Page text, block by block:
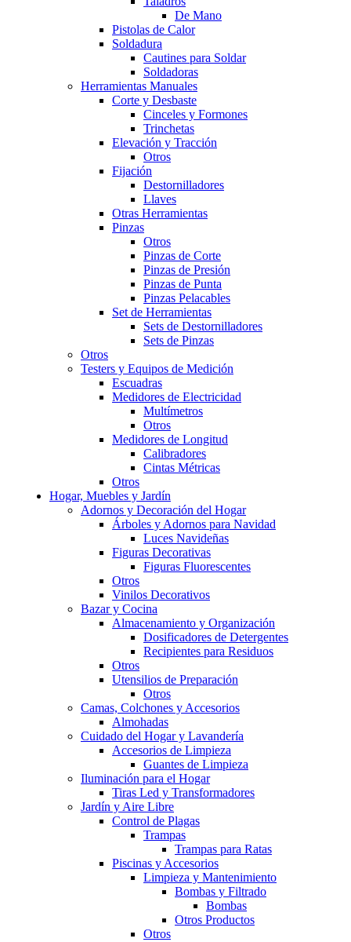
De Mano
Pistolas de Calor
Soldadura
Cautines para Soldar
Soldadoras
Herramientas Manuales
Corte y Desbaste
Cinceles y Formones
Trinchetas
Elevación y Tracción
Otros
Fijación
Destornilladores
Llaves
Otras Herramientas
Pinzas
Otros
Pinzas de Corte
Pinzas de Presión
Pinzas de Punta
Pinzas Pelacables
Set de Herramientas
Sets de Destornilladores
Sets de Pinzas
Otros
Testers y Equipos de Medición
Escuadras
Medidores de Electricidad
Multímetros
Otros
Medidores de Longitud
Calibradores
Cintas Métricas
Otros
Hogar, Muebles y Jardín
Adornos y Decoración del Hogar
Árboles y Adornos para Navidad
Luces Navideñas
Figuras Decorativas
Figuras Fluorescentes
Otros
Vinilos Decorativos
Bazar y Cocina
Almacenamiento y Organización
Dosificadores de Detergentes
Recipientes para Residuos
Otros
Utensilios de Preparación
Otros
Camas, Colchones y Accesorios
Almohadas
Cuidado del Hogar y Lavandería
Accesorios de Limpieza
Guantes de Limpieza
Iluminación para el Hogar
Tiras Led y Transformadores
Jardín y Aire Libre
Control de Plagas
Trampas
Trampas para Ratas
Piscinas y Accesorios
Limpieza y Mantenimiento
Bombas y Filtrado
Bombas
Otros Productos
Otros